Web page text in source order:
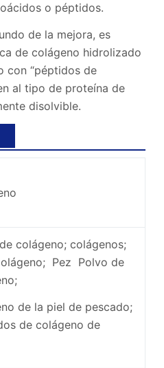
o péptidos.
de la mejora, es
de colágeno hidrolizado
con “péptidos de
al tipo de proteína de
disolvible.
colágeno; colágenos;
Pez Polvo de
de la piel de pescado;
de colágeno de